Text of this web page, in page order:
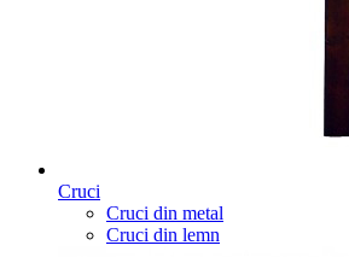
Cruci
Cruci din metal
Cruci din lemn